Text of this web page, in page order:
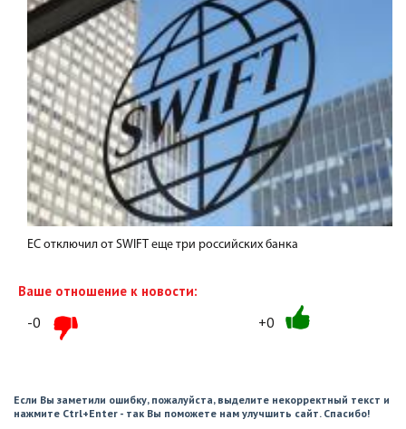
ЕС отключил от SWIFT еще три российских банка
Ваше отношение к новости:
-0 +0
Если Вы заметили ошибку, пожалуйста, выделите некорректный текст и
нажмите Ctrl+Enter - так Вы поможете нам улучшить сайт. Спасибо!